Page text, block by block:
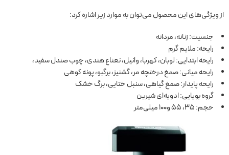
از ویژگی‌های این محصول می‌توان به موارد زیر اشاره کرد:
جنسیت: زنانه، مردانه
رایحه: ملایم گرم
رایحه ابتدایی: لوبان، کهربا، وانیل، نعناع هندی، چوب صندل سفید،
رایحه میانی: صمغ درختچه مر، گشنیز، برگبو، پونه کوهی
رایحه پایدار: صمغ گیاهی، سنبل ختایی، برگ خشک
گروه بویایی: ادویه‌ای شیرین
حجم: 35، 55 و100 میلی‌متر